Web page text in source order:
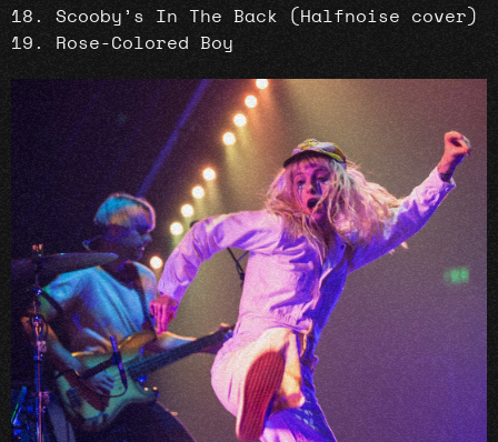
Scooby’s In The Back (Halfnoise cover)
Rose-Colored Boy